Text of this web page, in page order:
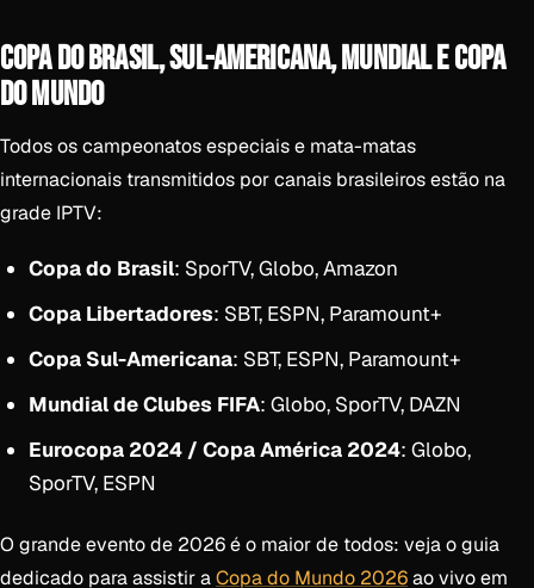
COPA DO BRASIL, SUL-AMERICANA, MUNDIAL E COPA
DO MUNDO
Todos os campeonatos especiais e mata-matas
internacionais transmitidos por canais brasileiros estão na
grade IPTV:
Copa do Brasil: SporTV, Globo, Amazon
Copa Libertadores: SBT, ESPN, Paramount+
Copa Sul-Americana: SBT, ESPN, Paramount+
Mundial de Clubes FIFA: Globo, SporTV, DAZN
Eurocopa 2024 / Copa América 2024: Globo,
SporTV, ESPN
O grande evento de 2026 é o maior de todos: veja o guia
dedicado para assistir aCopa do Mundo 2026ao vivo em